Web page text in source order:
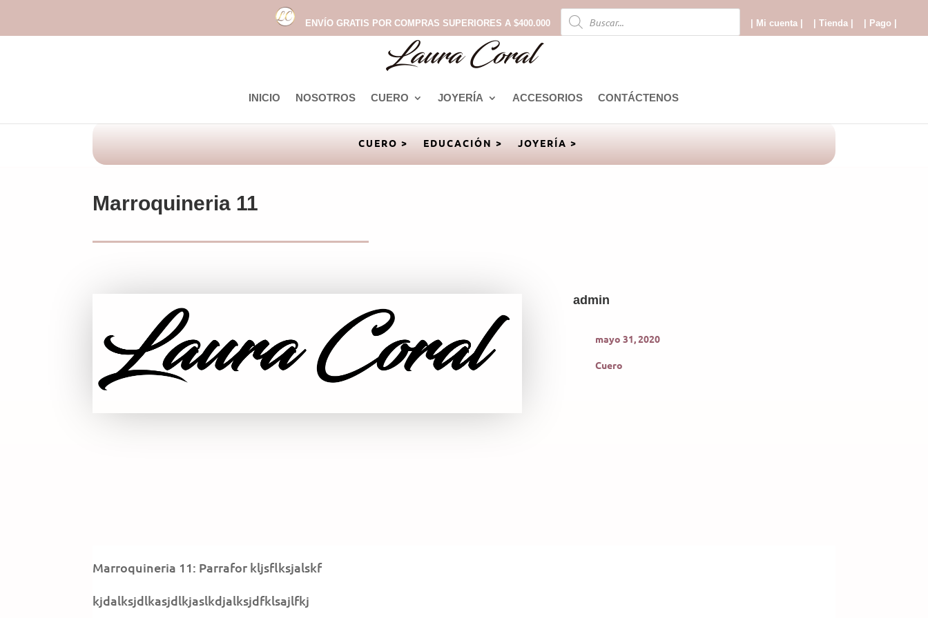
ENVÍO GRATIS POR COMPRAS SUPERIORES A $400.000
Búsqueda
de
productos
| Mi cuenta | | Tienda | | Pago |
INICIO NOSOTROS CUERO JOYERÍA ACCESORIOS CONTÁCTENOS
CUERO > EDUCACIÓN > JOYERÍA >
Marroquineria 11
admin
mayo 31, 2020
Cuero
Marroquineria 11: Parrafor kljsflksjalskf
kjdalksjdlkasjdlkjaslkdjalksjdfklsajlfkj